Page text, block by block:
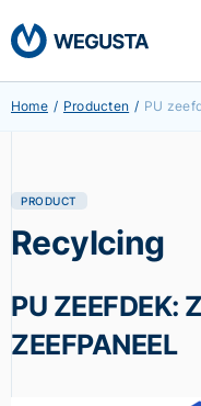
Home / Producten / PU
PRODUCT
Recylcing
PU ZEEFDEK:
ZEEFPANEEL